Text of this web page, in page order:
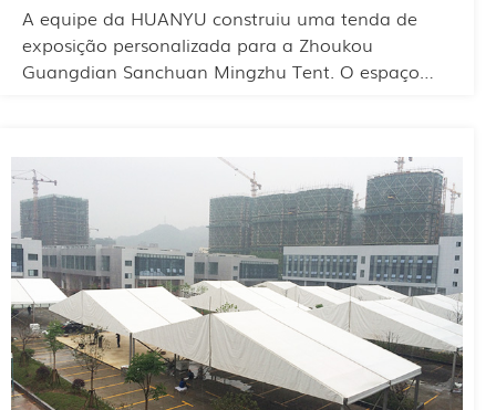
A equipe da HUANYU construiu uma tenda de
exposição personalizada para a Zhoukou
Guangdian Sanchuan Mingzhu Tent. O espaço
não se sentirá em um ambiente lotado durante a
visita. A tenda é fácil de montar e desmontar
rapidamente, o que economiza tempo e custos de
mão de obra.